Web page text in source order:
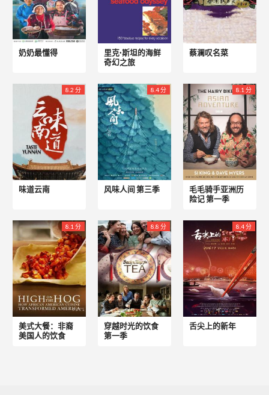
奶奶最懂得
里克·斯坦的海鲜
奇幻之旅
蔡澜叹名菜
8.2 分
味道云南
8.4 分
风味人间 第三季
8.1 分
毛毛骑手亚洲历
险记 第一季
8.1 分
美式大餐：非裔
美国人的饮食
8.8 分
穿越时光的饮食
第一季
8.4 分
舌尖上的新年